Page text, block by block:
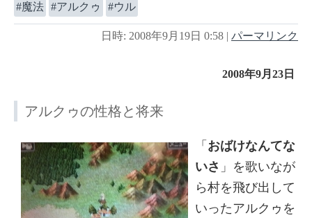
魔法 アルクゥ ウル
日時: 2008年9月19日 0:58 | パーマリンク
2008年9月23日
アルクゥの性格と将来
「 おばけなんてな
いさ 」を歌いなが
ら村を飛び出して
いったアルクゥを